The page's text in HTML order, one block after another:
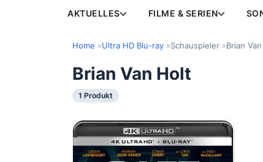
AKTUELLES FILME & SERIEN
Home Ultra HD Blu-ray Schauspieler Brian
Brian Van Holt
1 Produkt